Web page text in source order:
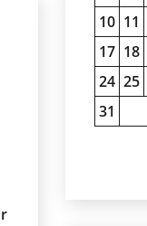
10 11
17 18
24 25
31